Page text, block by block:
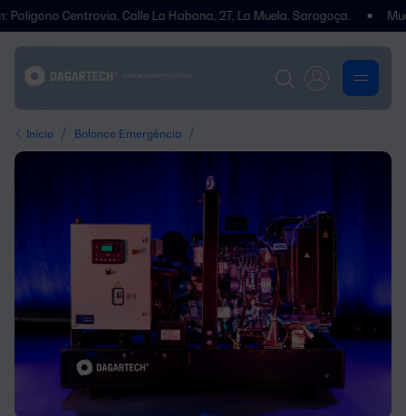
Centrovía, Calle La Habana, 27, La Muela, Saragoça. Mudámos
Início / Balance Emergência /